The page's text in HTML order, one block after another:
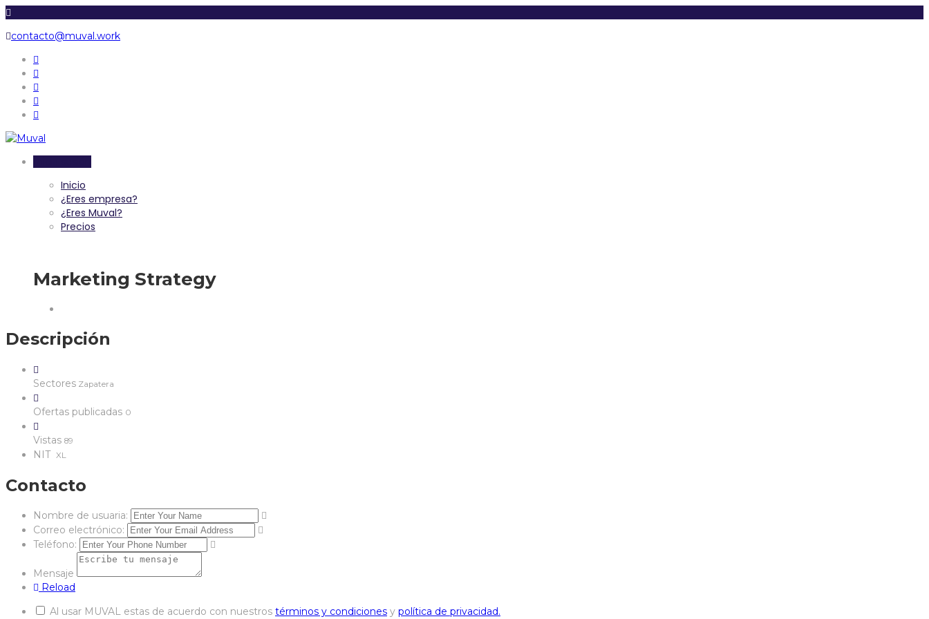
contacto@muval.work
Inicio
¿Eres empresa?
¿Eres Muval?
Precios
Marketing Strategy
Descripción
Sectores Zapatera
Ofertas publicadas 0
Vistas 89
NIT XL
Contacto
Nombre de usuaria:
Correo electrónico:
Teléfono:
Mensaje
Reload
Al usar MUVAL estas de acuerdo con nuestros términos y condiciones y política de privacidad.